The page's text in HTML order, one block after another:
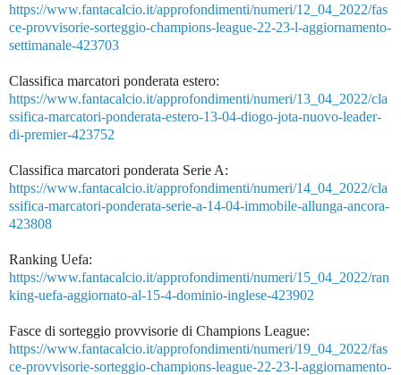
https://www.fantacalcio.it/approfondimenti/numeri/12_04_2022/fas
ce-provvisorie-sorteggio-champions-league-22-23-l-aggiornamento-
settimanale-423703
Classifica marcatori ponderata estero:
https://www.fantacalcio.it/approfondimenti/numeri/13_04_2022/cla
ssifica-marcatori-ponderata-estero-13-04-diogo-jota-nuovo-leader-
di-premier-423752
Classifica marcatori ponderata Serie A:
https://www.fantacalcio.it/approfondimenti/numeri/14_04_2022/cla
ssifica-marcatori-ponderata-serie-a-14-04-immobile-allunga-ancora-
423808
Ranking Uefa:
https://www.fantacalcio.it/approfondimenti/numeri/15_04_2022/ran
king-uefa-aggiornato-al-15-4-dominio-inglese-423902
Fasce di sorteggio provvisorie di Champions League:
https://www.fantacalcio.it/approfondimenti/numeri/19_04_2022/fas
ce-provvisorie-sorteggio-champions-league-22-23-l-aggiornamento-